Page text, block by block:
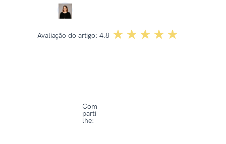
Avaliação do artigo: 4.8 ☆☆☆☆☆
★★★★★
Com
parti
lhe: